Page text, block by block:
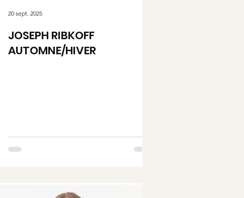
JOSEPH RIBKOFF
AUTOMNE/HIVER
20 sept. 2025